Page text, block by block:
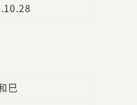
巳